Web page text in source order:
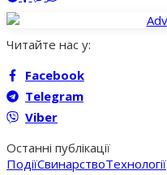
Читайте нас у:
Facebook
Telegram
Viber
Останні публікації
ПодіїСвинарствоТехнології